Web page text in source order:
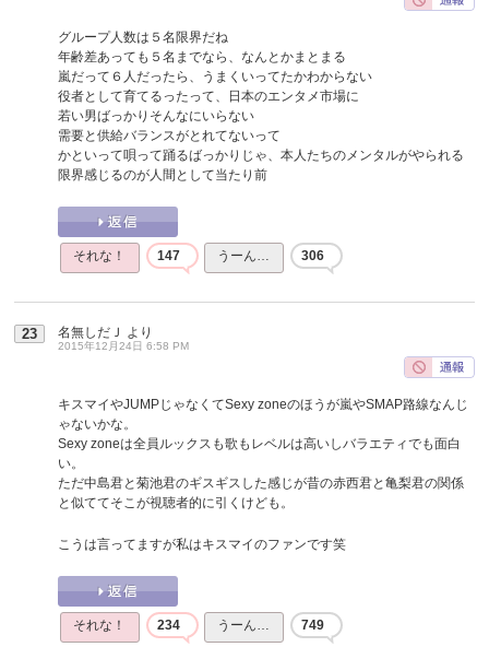
グループ人数は５名限界だね
年齢差あっても５名までなら、なんとかまとまる
嵐だって６人だったら、うまくいってたかわからない
役者として育てるったって、日本のエンタメ市場に
若い男ばっかりそんなにいらない
需要と供給バランスがとれてないって
かといって唄って踊るばっかりじゃ、本人たちのメンタルがやられる
限界感じるのが人間として当たり前
それな！ 147 うーん… 306
23 名無しだＪ より
2015年12月24日 6:58 PM
キスマイやJUMPじゃなくてSexy zoneのほうが嵐やSMAP路線なんじ
ゃないかな。
Sexy zoneは全員ルックスも歌もレベルは高いしバラエティでも面白
い。
ただ中島君と菊池君のギスギスした感じが昔の赤西君と亀梨君の関係
と似ててそこが視聴者的に引くけども。
こうは言ってますが私はキスマイのファンです笑
それな！ 234 うーん… 749